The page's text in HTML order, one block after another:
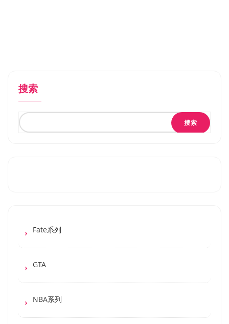
搜索
搜索
Fate系列
GTA
NBA系列